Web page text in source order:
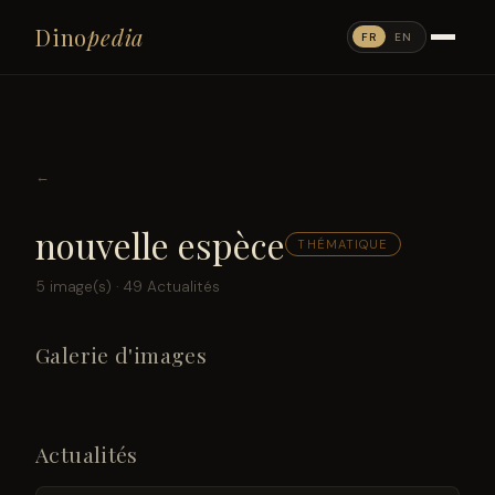
Dinopedia FR EN
←
nouvelle espèce THÉMATIQUE
5 image(s) · 49 Actualités
Galerie d'images
Actualités